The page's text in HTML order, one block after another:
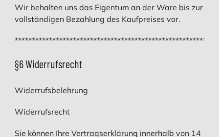
Wir behalten uns das Eigentum an der Ware bis zur
vollständigen Bezahlung des Kaufpreises vor.
§6 Widerrufsrecht
Widerrufsbelehrung
Widerrufsrecht
Sie können Ihre Vertragserklärung innerhalb von 14